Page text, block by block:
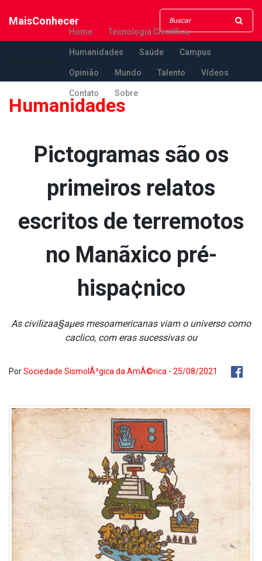
MaisConhecer
Home Tecnologia Científica
Humanidades Saúde Campus
Opinião Mundo Talento Vídeos
Contato Sobre
Humanidades
Pictogramas são os
primeiros relatos
escritos de terremotos
no Manãxico pré-
hispa¢nico
As civilizaa§aµes mesoamericanas viam o universo como
ca­clico, com eras sucessivas ou
PorSociedade SismolÃ³gica da AmÃ©rica - 25/08/2021